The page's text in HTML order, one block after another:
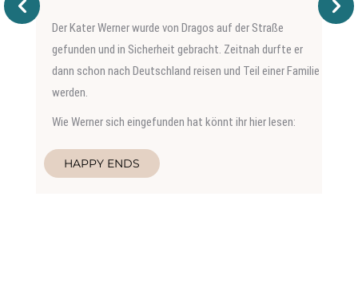
Der Kater Werner wurde von Dragos auf der Straße
gefunden und in Sicherheit gebracht. Zeitnah durfte er
dann schon nach Deutschland reisen und Teil einer Familie
werden.
Wie Werner sich eingefunden hat könnt ihr hier lesen:
HAPPY ENDS